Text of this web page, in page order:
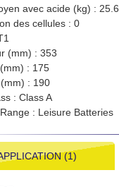
avec acide (kg) : 25.6
des cellules : 0
(mm) : 353
: 175
: 190
: Class A
: Leisure Batteries
(1)